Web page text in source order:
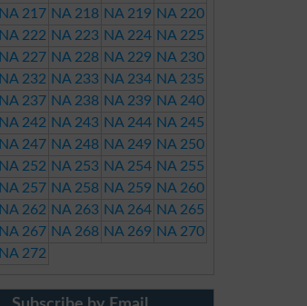
NA 217 NA 218 NA 219 NA 220
NA 222 NA 223 NA 224 NA 225
NA 227 NA 228 NA 229 NA 230
NA 232 NA 233 NA 234 NA 235
NA 237 NA 238 NA 239 NA 240
NA 242 NA 243 NA 244 NA 245
NA 247 NA 248 NA 249 NA 250
NA 252 NA 253 NA 254 NA 255
NA 257 NA 258 NA 259 NA 260
NA 262 NA 263 NA 264 NA 265
NA 267 NA 268 NA 269 NA 270
NA 272